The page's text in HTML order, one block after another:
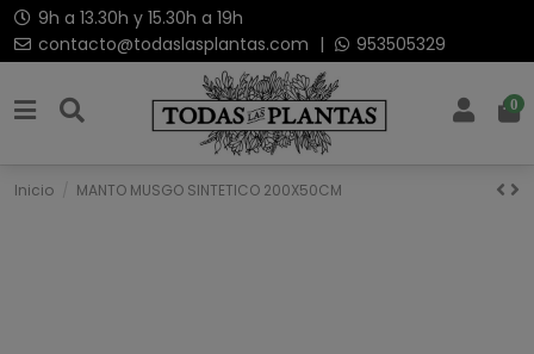
9h a 13.30h y 15.30h a 19h
contacto@todaslasplantas.com | 953505329
0
Inicio MANTO MUSGO SINTETICO 200X50CM